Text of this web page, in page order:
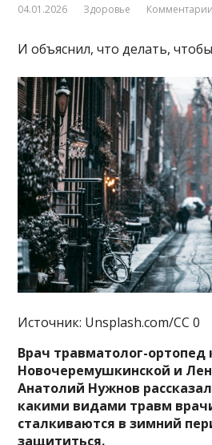
04.01.2026 Здоровье
И объяснил, что делать,
Источник: Unsplash.com/CC 0
Врач травматолог-
Новочеремушкинской и
Анатолий Нужнов
какими видами травм
сталкиваются в зимний
защититься.